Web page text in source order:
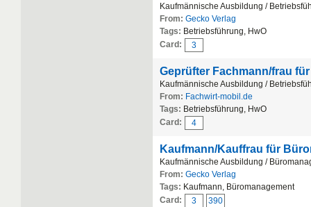
Kaufmännische Ausbildung /
From: Gecko Verlag
Tags: Betriebsführung, HwO
Card:
3
Geprüfter Fachmann/frau
Kaufmännische Ausbildung /
From: Fachwirt-mobil.de
Tags: Betriebsführung, HwO
Card:
4
Kaufmann/Kauffrau für
Kaufmännische Ausbildung /
From: Gecko Verlag
Tags: Kaufmann, Büromanagement
Card:
3 390